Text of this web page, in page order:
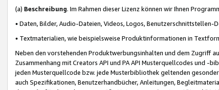
(a) Beschreibung. Im Rahmen dieser Lizenz können wir Ihnen
• Daten, Bilder, Audio-Dateien, Videos, Logos, Benutzerschnittstellen-
• Textmaterialien, wie beispielsweise Produktinformationen in
Neben den vorstehenden Produktwerbungsinhalten und dem Zugriff
Zusammenhang mit Creators API und PA API Musterquellcodes und
jeden Musterquellcode bzw. jede Musterbibliothek geltenden
auch Spezifikationen, Benutzerhandbücher, Anleitungen,